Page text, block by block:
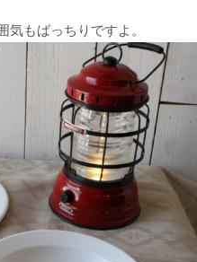
もばっちりですよ。